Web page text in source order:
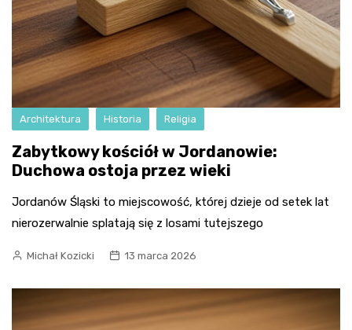
Architektura Historia Religia
Zabytkowy kościół w Jordanowie:
Duchowa ostoja przez wieki
Jordanów Śląski to miejscowość, której dzieje od setek lat
nierozerwalnie splatają się z losami tutejszego
Michał Kozicki 13 marca 2026